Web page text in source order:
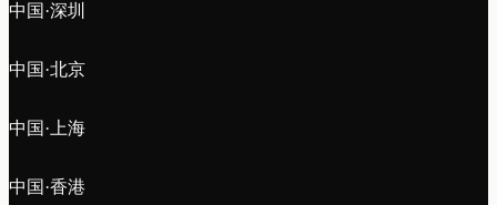
中国·深圳
中国·北京
中国·上海
中国·香港